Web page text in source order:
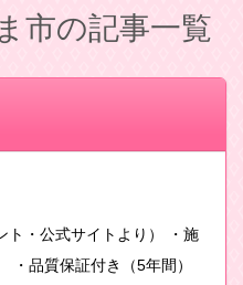
市の記事一覧
ト・公式サイトより） ・施
・品質保証付き（5年間）